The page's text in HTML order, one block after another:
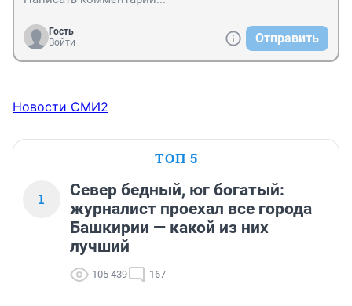
Гость
Войти
Отправить
Новости СМИ2
ТОП 5
1
Север бедный, юг богатый:
журналист проехал все города
Башкирии — какой из них
лучший
105 439 167